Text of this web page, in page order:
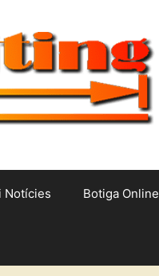
Notícies Botiga Online